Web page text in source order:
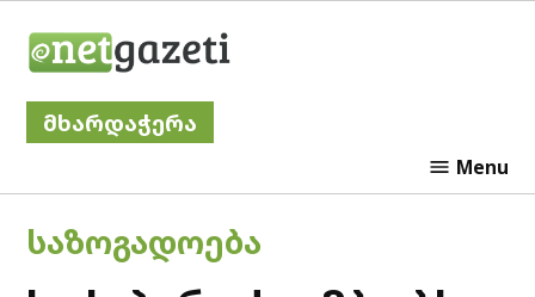
მხარდაჭერა
Menu
POSTED
IN
ᲡᲐᲖᲝᲒᲐᲓᲝᲔᲑᲐ